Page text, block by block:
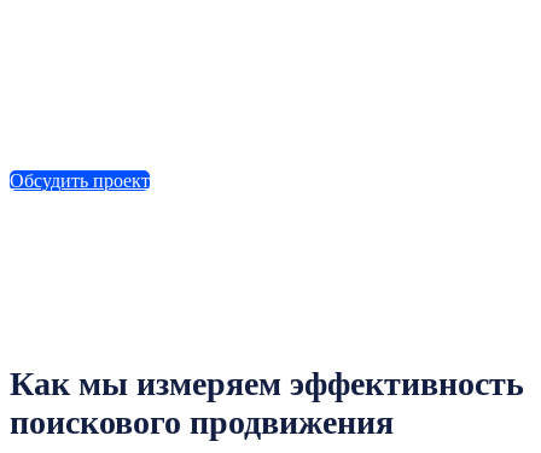
Обсудить проект
Как мы измеряем эффективность
поискового продвижения